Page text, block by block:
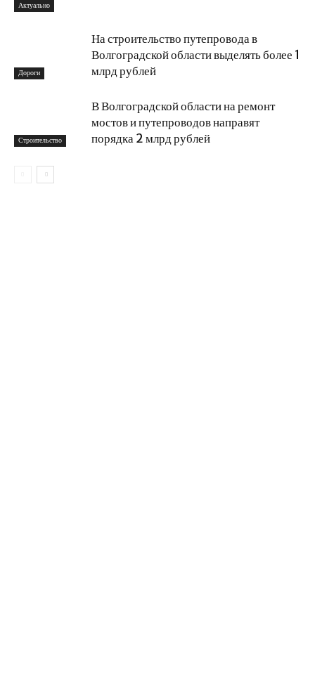
Актуально
Дороги
На строительство путепровода в
Волгоградской области выделять более 1
млрд рублей
Строительство
В Волгоградской области на ремонт
мостов и путепроводов направят
порядка 2 млрд рублей